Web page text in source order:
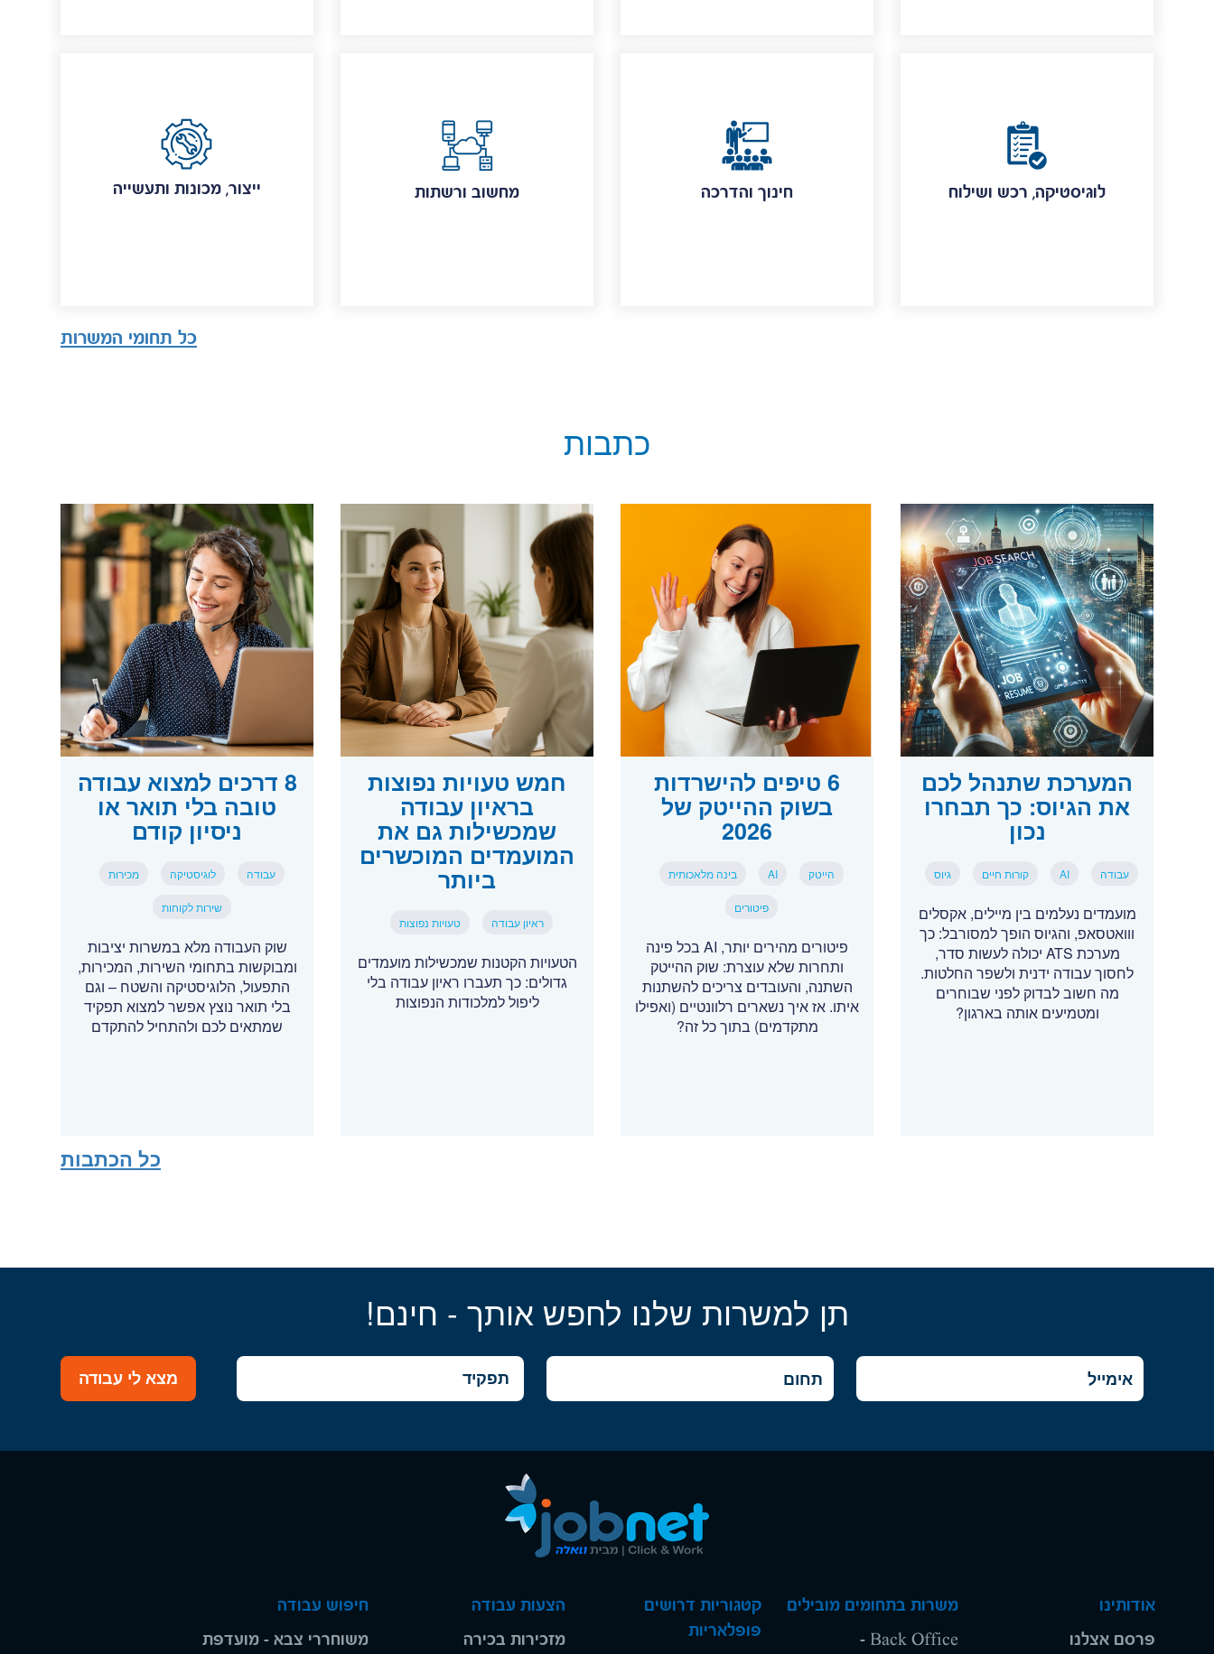
ייצור, מכונות ותעשייה מחשוב ורשתות חינוך והדרכה לוגיסטיקה, רכש ושילוח
כל תחומי המשרות
כתבות
המערכת שתנהל לכם
את הגיוס: כך תבחרו
נכון
עבודה AI קורות חיים גיוס
מועמדים נעלמים בין מיילים, אקסלים
ווואטסאפ, והגיוס הופך למסורבל: כך
מערכת ATS יכולה לעשות סדר,
לחסוך עבודה ידנית ולשפר החלטות.
מה חשוב לבדוק לפני שבוחרים
ומטמיעים אותה בארגון?
6 טיפים להישרדות
בשוק ההייטק של
2026
הייטק AI בינה מלאכותית
פיטורים
פיטורים מהירים יותר, AI בכל פינה
ותחרות שלא עוצרת: שוק ההייטק
השתנה, והעובדים צריכים להשתנות
איתו. אז איך נשארים רלוונטיים (ואפילו
מתקדמים) בתוך כל זה?
חמש טעויות נפוצות
בראיון עבודה
שמכשילות גם את
המועמדים המוכשרים
ביותר
ראיון עבודה טעויות נפוצות
הטעויות הקטנות שמכשילות מועמדים
גדולים: כך תעברו ראיון עבודה בלי
ליפול למלכודות הנפוצות
8 דרכים למצוא עבודה
טובה בלי תואר או
ניסיון קודם
עבודה לוגיסטיקה מכירות
שירות לקוחות
שוק העבודה מלא במשרות יציבות
ומבוקשות בתחומי השירות, המכירות,
התפעול, הלוגיסטיקה והשטח – וגם
בלי תואר נוצץ אפשר למצוא תפקיד
שמתאים לכם ולהתחיל להתקדם
כל הכתבות
תן למשרות שלנו לחפש אותך - חינם!
מצא לי עבודה
אודותינו
פרסם אצלנו
משרות בתחומים מובילים
Back Office -
קטגוריות דרושים
פופלאריות
הצעות עבודה
מזכירות בכירה
חיפוש עבודה
משוחררי צבא - מועדפת